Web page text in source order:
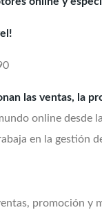
las ventas, la
online desde
en la gestión
promoción y